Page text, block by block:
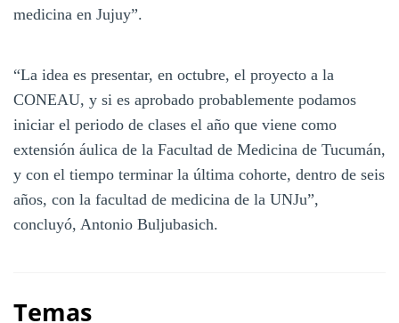
medicina en Jujuy”.
“La idea es presentar, en octubre, el proyecto a la
CONEAU, y si es aprobado probablemente podamos
iniciar el periodo de clases el año que viene como
extensión áulica de la Facultad de Medicina de Tucumán,
y con el tiempo terminar la última cohorte, dentro de seis
años, con la facultad de medicina de la UNJu”,
concluyó, Antonio Buljubasich.
Temas